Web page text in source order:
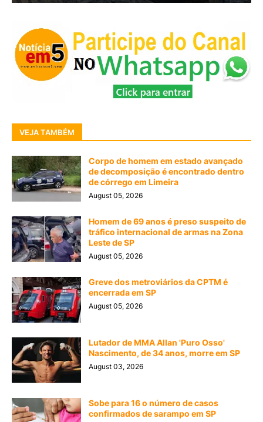
VEJA TAMBÉM
Corpo de homem em estado avançado
de decomposição é encontrado dentro
de córrego em Limeira
August 05, 2026
Homem de 69 anos é preso suspeito de
tráfico internacional de armas na Zona
Leste de SP
August 05, 2026
Greve dos metroviários da CPTM é
encerrada em SP
August 05, 2026
Lutador de MMA Allan 'Puro Osso'
Nascimento, de 34 anos, morre em SP
August 03, 2026
Sobe para 16 o número de casos
confirmados de sarampo em SP